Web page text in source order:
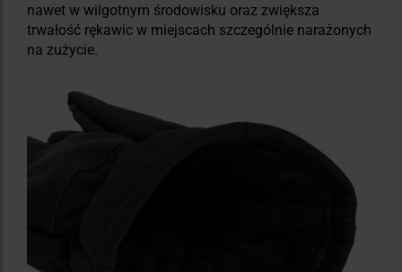
nawet w wilgotnym środowisku oraz zwiększa
trwałość rękawic w miejscach szczególnie narażonych
na zużycie.